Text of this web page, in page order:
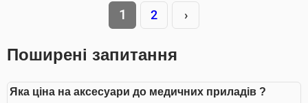
1 2 ›
Поширені запитання
Яка ціна на аксесуари до медичних приладів ?